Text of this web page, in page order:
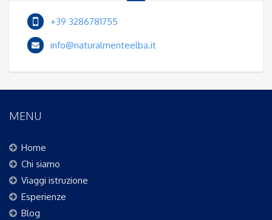
+39 3286781755
info@naturalmenteelba.it
MENU
Home
Chi siamo
Viaggi istruzione
Esperienze
Blog